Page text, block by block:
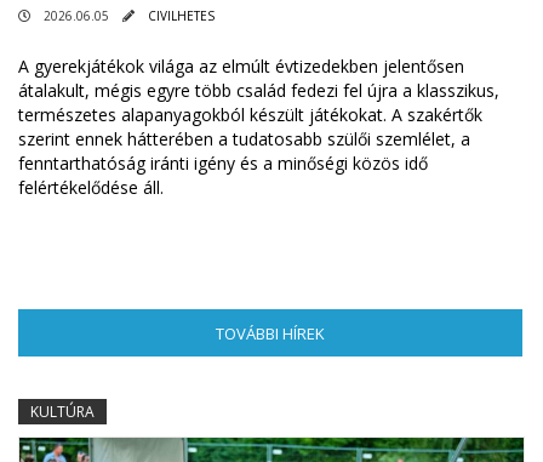
2026.06.05 CIVILHETES
A gyerekjátékok világa az elmúlt évtizedekben jelentősen
átalakult, mégis egyre több család fedezi fel újra a klasszikus,
természetes alapanyagokból készült játékokat. A szakértők
szerint ennek hátterében a tudatosabb szülői szemlélet, a
fenntarthatóság iránti igény és a minőségi közös idő
felértékelődése áll.
TOVÁBBI HÍREK
KULTÚRA